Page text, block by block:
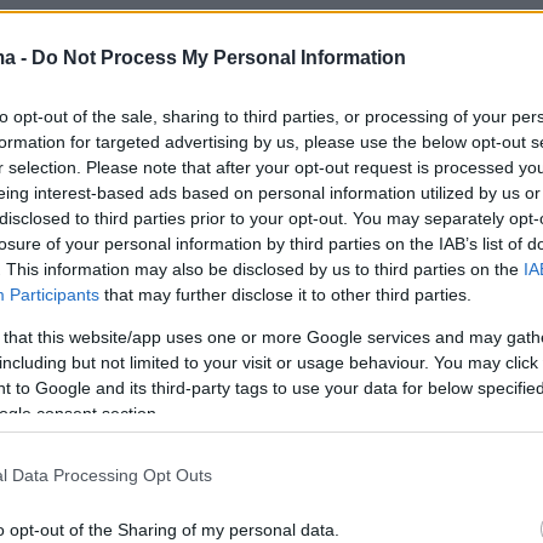
- Do Not Process My Personal Information
opt-out of the sale, sharing to third parties, or processing of your
for targeted advertising by us, please use the below opt-out
selection. Please note that after your opt-out request is processed
interest-based ads based on personal information utilized by us
to third parties prior to your opt-out. You may separately
of your personal information by third parties on the IAB’s list of
This information may also be disclosed by us to third parties on the
Participants that may further disclose it to other third parties.
that this website/app uses one or more Google services and may
but not limited to your visit or usage behaviour. You may
to Google and its third-party tags to use your data for below
consent section.
Data Processing Opt Outs
opt-out of the Sharing of my personal data.
αλκοόλ ο 29χρονος που παρέσυρε και
24χρονο στη Λούτσα
«Ιθάκης» του Τσίπρα με όσα είπαν και
ο Σόιμπλε και ο Βαρουφάκης
Η ιστορία της «μαύρης χήρας» που